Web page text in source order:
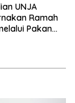
UNJA
Ramah
Pakan